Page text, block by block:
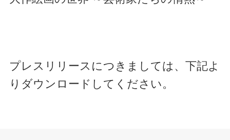
プレスリリースにつきましては、下記よ
りダウンロードしてください。